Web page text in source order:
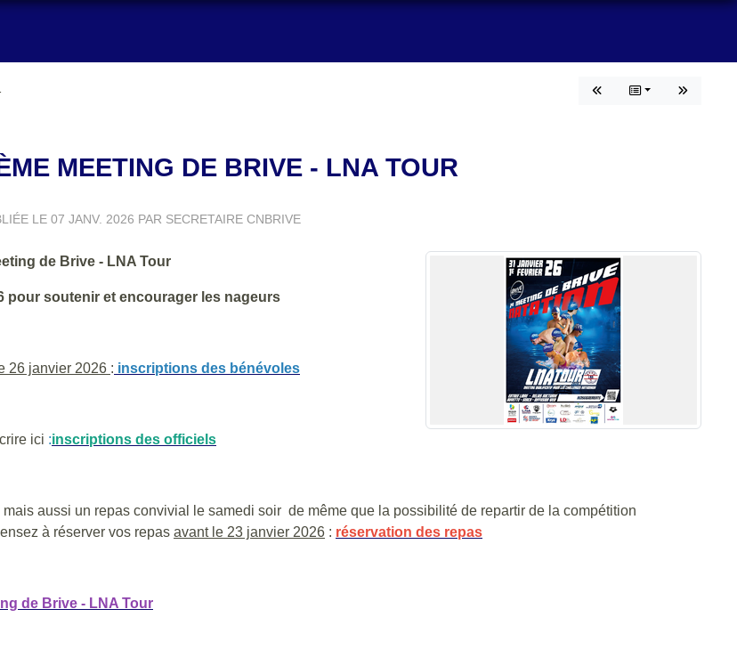
MEETING DE BRIVE - LNA TOUR
LE 07 JANV. 2026 PAR SECRETAIRE CNBRIVE
de Brive - LNA Tour
pour soutenir et encourager les nageurs
26 janvier 2026 : inscriptions des bénévoles
ici :inscriptions des officiels
aussi un repas convivial le samedi soir de même que la possibilité de repartir de la compétition
à réserver vos repas avant le 23 janvier 2026 : réservation des repas
de Brive - LNA Tour